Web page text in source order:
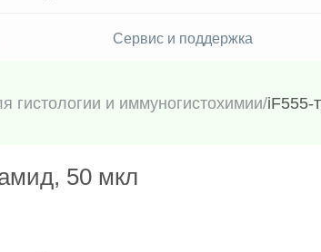
Сервис и поддержка
гистологии и иммуногистохимии/iF555-
50 мкл